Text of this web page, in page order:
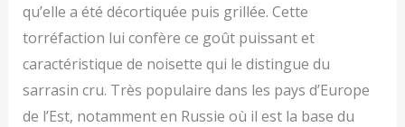
qu’elle a été décortiquée puis grillée. Cette
torréfaction lui confère ce goût puissant et
caractéristique de noisette qui le distingue du
sarrasin cru. Très populaire dans les pays d’Europe
de l’Est, notamment en Russie où il est la base du